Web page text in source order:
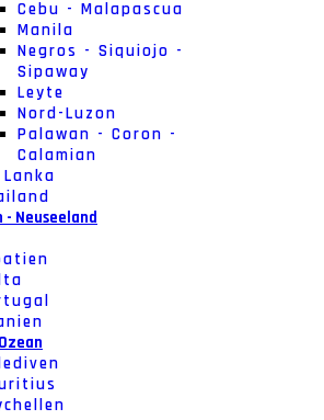
Cebu - Malapascua
Manila
Negros - Siquiojo -
Sipaway
Leyte
Nord-Luzon
Palawan - Coron -
Calamian
Neuseeland